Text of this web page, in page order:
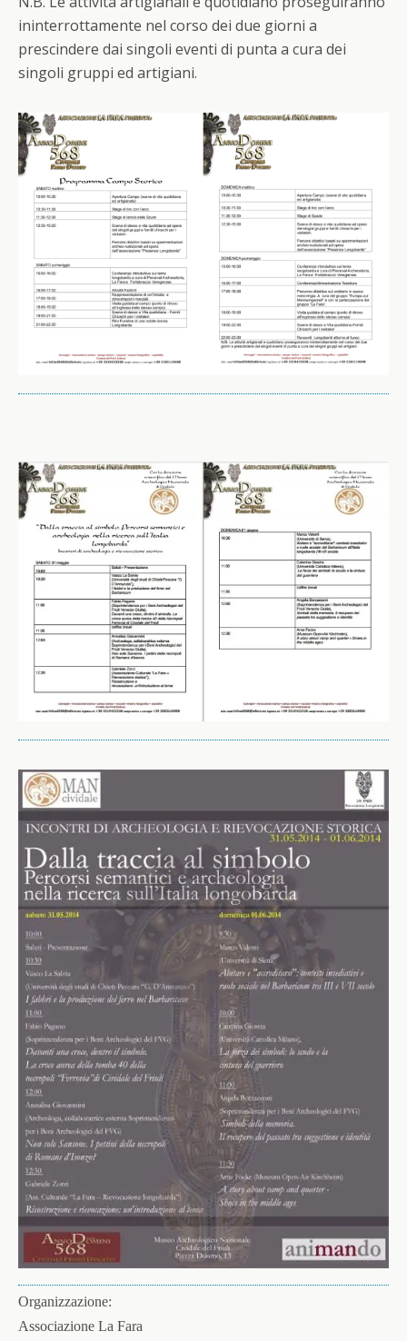
ininterrottamente nel corso dei due giorni a
prescindere dai singoli eventi di punta a cura dei
singoli gruppi ed artigiani.
Organizzazione:
Associazione La Fara